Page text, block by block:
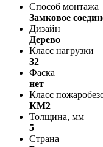
Способ монтажа
Замковое
Дизайн
Дерево
Класс нагрузки
32
Фаска
нет
Класс
КМ2
Толщина, мм
5
Страна